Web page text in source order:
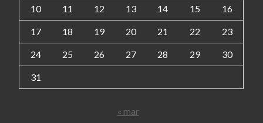
10 11 12 13 14 15 16
17 18 19 20 21 22 23
24 25 26 27 28 29 30
31
« mar